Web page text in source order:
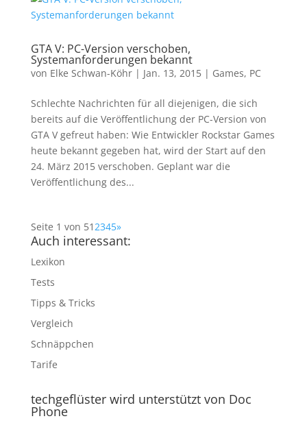
GTA V: PC-Version verschoben,
Systemanforderungen bekannt
von Elke Schwan-Köhr| Jan. 13, 2015| Games, PC
Schlechte Nachrichten für all diejenigen, die sich
bereits auf die Veröffentlichung der PC-Version von
GTA V gefreut haben: Wie Entwickler Rockstar Games
heute bekannt gegeben hat, wird der Start auf den
24. März 2015 verschoben. Geplant war die
Veröffentlichung des...
Seite 1 von 512345»
Auch interessant:
Lexikon
Tests
Tipps & Tricks
Vergleich
Schnäppchen
Tarife
techgeflüster wird unterstützt von Doc
Phone